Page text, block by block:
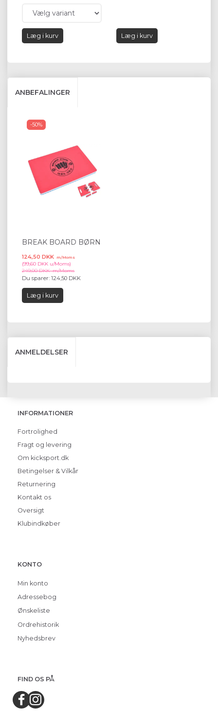
Læg i kurv Læg i kurv
ANBEFALINGER
-50%
BREAK BOARD BØRN
124,50 DKK m/Moms
(99,60 DKK u/Moms)
249,00 DKKm/Moms
Du sparer: 124,50 DKK
Læg i kurv
ANMELDELSER
INFORMATIONER
Fortrolighed
Fragt og levering
Om kicksport.dk
Betingelser & Vilkår
Returnering
Kontakt os
Oversigt
Klubindkøber
KONTO
Min konto
Adressebog
Ønskeliste
Ordrehistorik
Nyhedsbrev
FIND OS PÅ